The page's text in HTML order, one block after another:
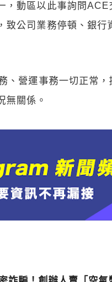
，動區以此事詢問
致公司業務停頓、銀
、營運事務一切正常
無關係。